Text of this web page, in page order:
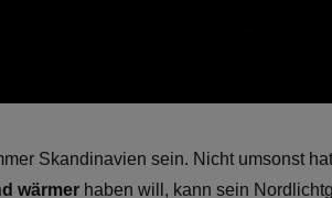
Skandinavien sein. Nicht umsonst
wärmer haben will, kann sein